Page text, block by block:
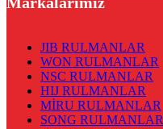
JIB RULMANLAR
WON RULMANLAR
NSC RULMANLAR
HIJ RULMANLAR
MİRU RULMANLAR
SONG RULMANLAR